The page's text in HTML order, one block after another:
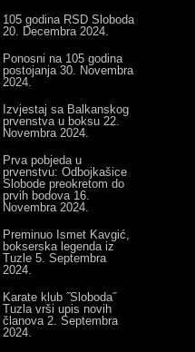
105 godina RSD Sloboda
20. Decembra 2024.
Ponosni na 105 godina
postojanja 30. Novembra
2024.
Izvjestaj sa Balkanskog
prvenstva u boksu 22.
Novembra 2024.
Prva pobjeda u
prvenstvu: Odbojkašice
Slobode preokretom do
prvih bodova 16.
Novembra 2024.
Preminuo Ismet Kavgić,
bokserska legenda iz
Tuzle 5. Septembra
2024.
Karate klub ˝Sloboda˝
Tuzla vrši upis novih
članova 2. Septembra
2024.